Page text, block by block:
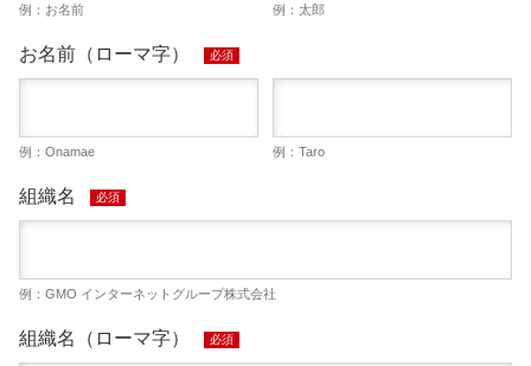
例：お名前 例：太郎
お名前（ローマ字） 必須
例：Onamae 例：Taro
組織名 必須
例：GMO インターネットグループ株式会社
組織名（ローマ字） 必須